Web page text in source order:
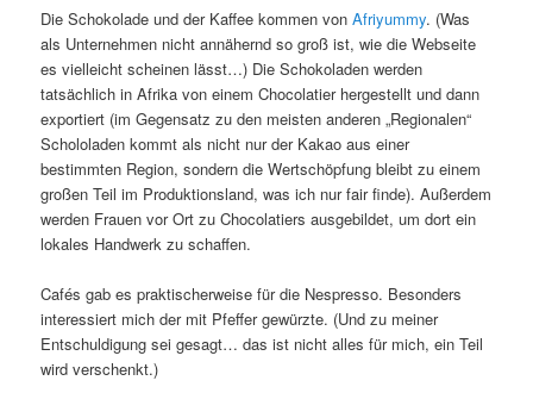
Die Schokolade und der Kaffee kommen vonAfriyummy. (Was
als Unternehmen nicht annähernd so groß ist, wie die Webseite
es vielleicht scheinen lässt…) Die Schokoladen werden
tatsächlich in Afrika von einem Chocolatier hergestellt und dann
exportiert (im Gegensatz zu den meisten anderen „Regionalen“
Schololaden kommt als nicht nur der Kakao aus einer
bestimmten Region, sondern die Wertschöpfung bleibt zu einem
großen Teil im Produktionsland, was ich nur fair finde). Außerdem
werden Frauen vor Ort zu Chocolatiers ausgebildet, um dort ein
lokales Handwerk zu schaffen.
Cafés gab es praktischerweise für die Nespresso. Besonders
interessiert mich der mit Pfeffer gewürzte. (Und zu meiner
Entschuldigung sei gesagt… das ist nicht alles für mich, ein Teil
wird verschenkt.)